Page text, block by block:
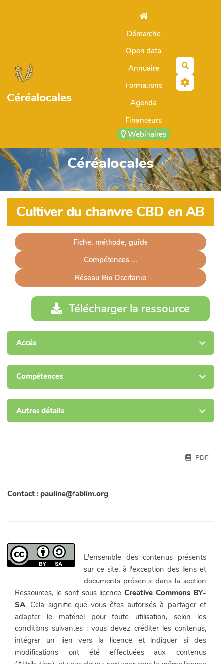
Céréalocales
Démarche
Open data
Annuaire
Formations
Agenda
Financeurs
Webinaires
Céréalocales
Cultiver du chanvre CBD en AB
Fiche, méthode, guide
Compétences ...
Réseau Bio Occitanie
Télécharger la ressource
Accés
Compétences
Autres détails
PDF
Contact : pauline@fablim.org
L'ensemble des contenus présents
sur ce site, à l'exception des liens et
documents présents dans la section
Ressources, le sont sous licenceCreative Commons BY-
SA. Cela signifie que vous êtes autorisés à partager et
adapter le matériel pour toute utilisation, selon les
conditions suivantes : vous devez créditer les contenus,
intégrer un lien vers la licence et indiquer si des
modifications ont été effectuées aux contenus